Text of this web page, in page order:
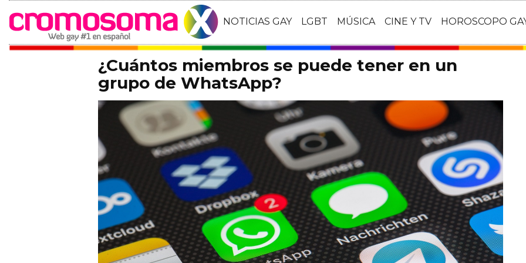
NOTICIAS GAY LGBT MÚSICA CINE Y TV HOROSCOPO
¿Cuántos miembros se puede tener en un
grupo de WhatsApp?